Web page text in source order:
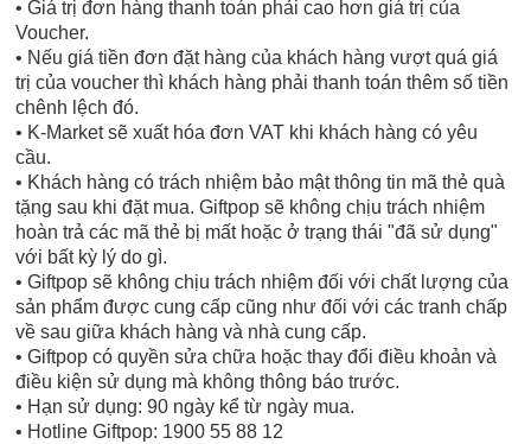
• Giá trị đơn hàng thanh toán phải cao hơn giá trị của
Voucher.
• Nếu giá tiền đơn đặt hàng của khách hàng vượt quá giá
trị của voucher thì khách hàng phải thanh toán thêm số tiền
chênh lệch đó.
• K-Market sẽ xuất hóa đơn VAT khi khách hàng có yêu
cầu.
• Khách hàng có trách nhiệm bảo mật thông tin mã thẻ quà
tặng sau khi đặt mua. Giftpop sẽ không chịu trách nhiệm
hoàn trả các mã thẻ bị mất hoặc ở trạng thái "đã sử dụng"
với bất kỳ lý do gì.
• Giftpop sẽ không chịu trách nhiệm đối với chất lượng của
sản phẩm được cung cấp cũng như đối với các tranh chấp
về sau giữa khách hàng và nhà cung cấp.
• Giftpop có quyền sửa chữa hoặc thay đổi điều khoản và
điều kiện sử dụng mà không thông báo trước.
• Hạn sử dụng: 90 ngày kể từ ngày mua.
• Hotline Giftpop: 1900 55 88 12